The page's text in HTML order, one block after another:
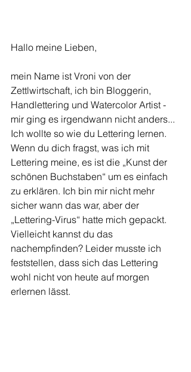
Hallo meine Lieben,
mein Name ist Vroni von der
Zettlwirtschaft, ich bin Bloggerin,
Handlettering und Watercolor Artist -
mir ging es irgendwann nicht anders...
Ich wollte so wie du Lettering lernen.
Wenn du dich fragst, was ich mit
Lettering meine, es ist die „Kunst der
schönen Buchstaben“ um es einfach
zu erklären. Ich bin mir nicht mehr
sicher wann das war, aber der
„Lettering-Virus“ hatte mich gepackt.
Vielleicht kannst du das
nachempfinden? Leider musste ich
feststellen, dass sich das Lettering
wohl nicht von heute auf morgen
erlernen lässt.